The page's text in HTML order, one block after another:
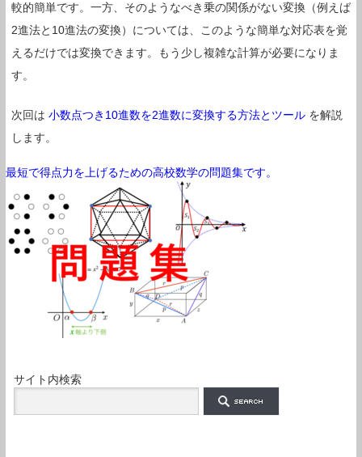
較的簡単です。一方、そのようなべき乗の関係がない変換（例えば
2進法と10進法の変換）については、このような簡単な対応表を覚
えるだけでは変換できます。もう少し複雑な計算が必要になりま
す。
次回は 小数点つき10進数を2進数に変換する方法とツール を解説
します。
最短で得点力を上げるための高校数学の問題集です。
サイト内検索